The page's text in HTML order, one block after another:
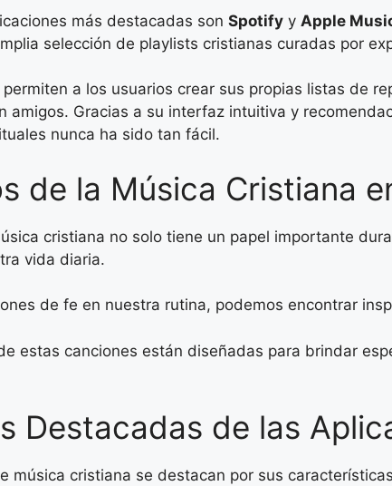
más destacadas son Spotify y Apple
selección de playlists cristianas curadas por
a los usuarios crear sus propias listas de
amigos. Gracias a su interfaz intuitiva y
nunca ha sido tan fácil.
de la Música Cristiana
cristiana no solo tiene un papel importante
vida diaria.
de fe en nuestra rutina, podemos encontrar
estas canciones están diseñadas para brindar
Destacadas de las
música cristiana se destacan por sus